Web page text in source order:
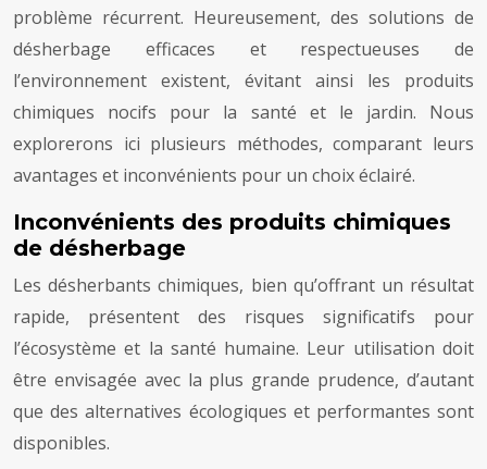
problème récurrent. Heureusement, des solutions de
désherbage efficaces et respectueuses de
l’environnement existent, évitant ainsi les produits
chimiques nocifs pour la santé et le jardin. Nous
explorerons ici plusieurs méthodes, comparant leurs
avantages et inconvénients pour un choix éclairé.
Inconvénients des produits chimiques
de désherbage
Les désherbants chimiques, bien qu’offrant un résultat
rapide, présentent des risques significatifs pour
l’écosystème et la santé humaine. Leur utilisation doit
être envisagée avec la plus grande prudence, d’autant
que des alternatives écologiques et performantes sont
disponibles.